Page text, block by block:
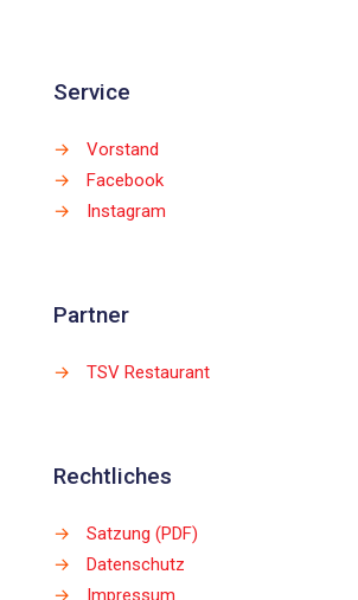
Service
→
Vorstand
→
Facebook
→
Instagram
Partner
→ TSV Restaurant
Rechtliches
→
Satzung (PDF)
→
Datenschutz
→
Impressum